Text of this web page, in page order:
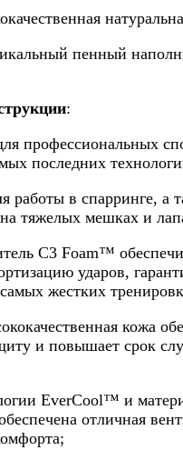
пенный
:
профессиональных
последних
работы в спарринге, а
тяжелых мешках и
C3 Foam™
ударов,
жестких
кожа
и повышает срок
EverCool™ и
отличная